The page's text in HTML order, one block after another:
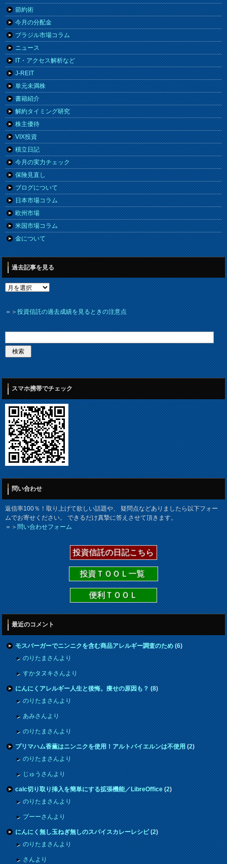
節約術
今月の分配金
ブラジル市場コラム
ニュース
IT・アクセス解析など
J-REIT
単元未満株
書籍紹介
解約タイミング研究
株主優待
VIX投資
積立日記
今月の実力チェック
保険見直し
ブログについて
日本市場コラム
欧州市場
米国市場コラム
金について
過去記事を見る
＝＞投資信託の過去成績を見るときの注意点
スマホ携帯でチェック
問い合わせ
返信率100％！取り上げて欲しい話題や、 疑問点などありましたら以下フォー
ムでお寄せください。 できるだけ真摯に答えさせて頂きます。
＝＞問い合わせフォーム
投資信託の日記こちら
投資ＴＯＯＬ一覧
便利ＴＯＯＬ
最近のコメント
モスバーガーでニンニクを含む商品アレルギー調査のため(6)
のりたまさんより
すかタヌキさんより
にんにくアレルギー人生と後悔。痩せの原因も？(8)
のりたまさんより
あみさんより
のりたまさんより
プリマハム香薫はニンニクを使用！アルトバイエルンは不使用(2)
のりたまさんより
じゅうさんより
calc切り取り挿入を簡単にする拡張機能／LibreOffice(2)
のりたまさんより
プーーさんより
にんにく無し玉ねぎ無しのスパイスカレーレシピ(2)
のりたまさんより
さんより